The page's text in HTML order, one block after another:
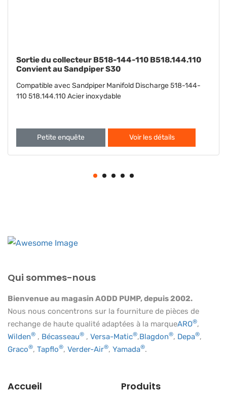
Rondelle B901-022-115 B901.022.115 Convient à
Sandpiper S15 S20
Compatible avec Sandpiper S15 S20 Rondelle 901-022-115
901.022.115
Petite enquête Voir les détails
Qui sommes-nous
Bienvenue au magasin AODD PUMP, depuis 2002.
Nous nous concentrons sur la fourniture de pièces de
rechange de haute qualité adaptées à la marqueARO®,
Wilden® , Bécasseau® , Versa-Matic®,Blagdon®, Depa®,
Graco®, Tapflo®, Verder-Air®, Yamada®.
Accueil Produits